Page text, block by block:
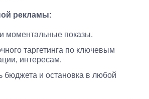
рекламы:
моментальные показы.
таргетинга по ключевым
интересам.
бюджета и остановка в любой